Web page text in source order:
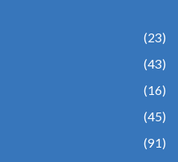
(23)
(43)
(16)
(45)
(91)